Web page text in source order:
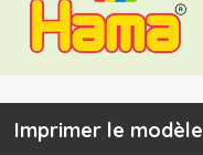
Imprimer le modèle